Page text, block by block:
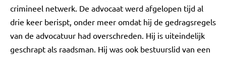
crimineel netwerk. De advocaat werd afgelopen tijd al
drie keer berispt, onder meer omdat hij de gedragsregels
van de advocatuur had overschreden. Hij is uiteindelijk
geschrapt als raadsman. Hij was ook bestuurslid van een